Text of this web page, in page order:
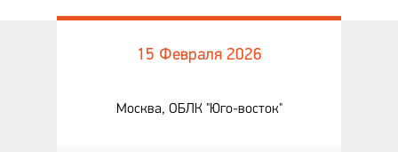
15 Февраля 2026
Москва, ОБЛК "Юго-восток"